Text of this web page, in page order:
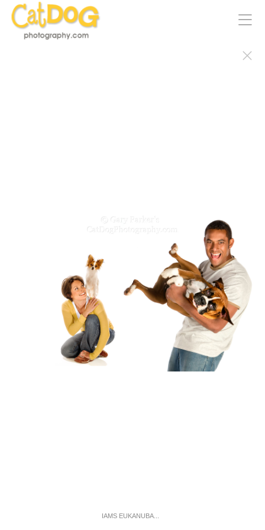
IAMS EUKANUBA...